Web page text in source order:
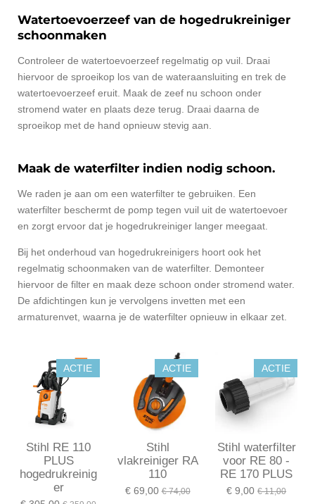
Watertoevoerzeef van de hogedrukreiniger
schoonmaken
Controleer de watertoevoerzeef regelmatig op vuil. Draai
hiervoor de sproeikop los van de wateraansluiting en trek de
watertoevoerzeef eruit. Maak de zeef nu schoon onder
stromend water en plaats deze terug. Draai daarna de
sproeikop met de hand opnieuw stevig aan.
Maak de waterfilter indien nodig schoon.
We raden je aan om een waterfilter te gebruiken. Een
waterfilter beschermt de pomp tegen vuil uit de watertoevoer
en zorgt ervoor dat je hogedrukreiniger langer meegaat.
Bij het onderhoud van hogedrukreinigers hoort ook het
regelmatig schoonmaken van de waterfilter. Demonteer
hiervoor de filter en maak deze schoon onder stromend water.
De afdichtingen kun je vervolgens invetten met een
armaturenvet, waarna je de waterfilter opnieuw in elkaar zet.
ACTIE
Stihl RE 110
PLUS
hogedrukreinig
er
ACTIE
Stihl
vlakreiniger RA
110
€ 69,00 € 74,00
ACTIE
Stihl waterfilter
voor RE 80 -
RE 170 PLUS
€ 9,00 € 11,00